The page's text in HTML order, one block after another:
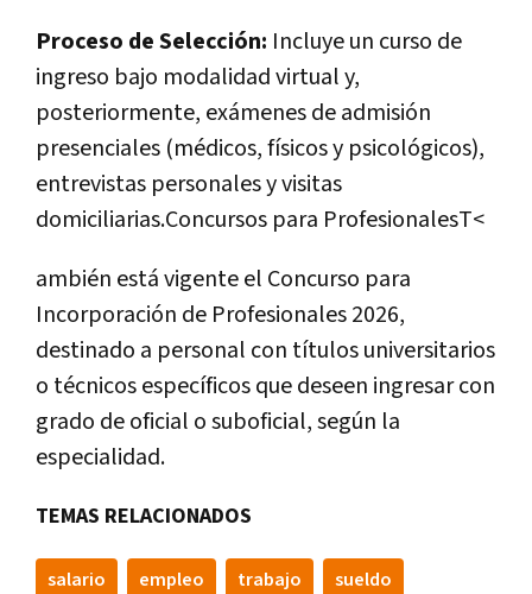
Proceso de Selección: Incluye un curso de
ingreso bajo modalidad virtual y,
posteriormente, exámenes de admisión
presenciales (médicos, físicos y psicológicos),
entrevistas personales y visitas
domiciliarias.Concursos para ProfesionalesT<
ambién está vigente el Concurso para
Incorporación de Profesionales 2026,
destinado a personal con títulos universitarios
o técnicos específicos que deseen ingresar con
grado de oficial o suboficial, según la
especialidad.
TEMAS RELACIONADOS
salario empleo trabajo sueldo